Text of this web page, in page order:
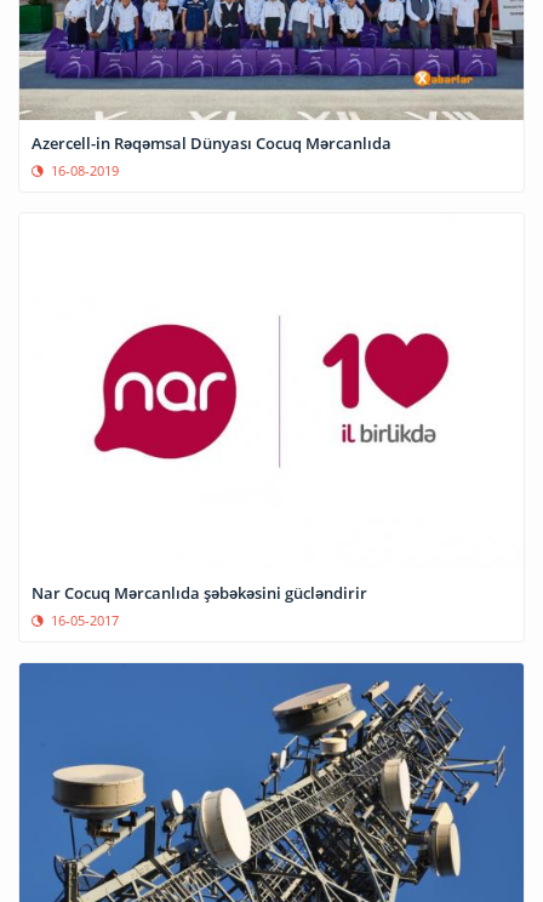
Azercell-in Rəqəmsal Dünyası Cocuq Mərcanlıda
16-08-2019
Nar Cocuq Mərcanlıda şəbəkəsini gücləndirir
16-05-2017